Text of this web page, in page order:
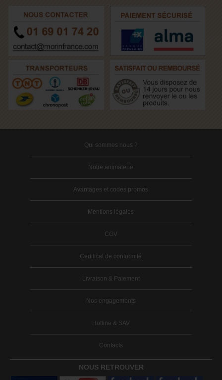
Qui sommes nous ?
Notre animalerie
Avantages et codes promos
Mentions légales
CGV
Certificat de conformité
Livraison & Paiement
Nos engagements
Hotline & SAV
Contacts
NOUS RETROUVER